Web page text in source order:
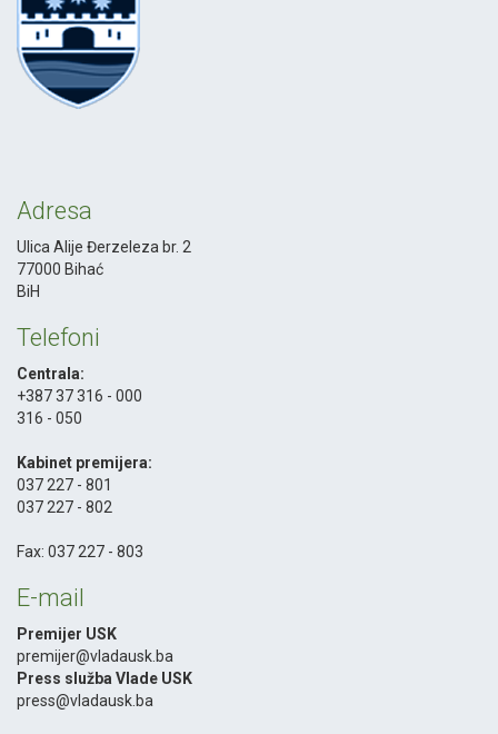
Adresa
Ulica Alije Đerzeleza br. 2
77000 Bihać
BiH
Telefoni
Centrala:
+387 37 316 - 000
316 - 050
Kabinet premijera:
037 227 - 801
037 227 - 802
Fax: 037 227 - 803
E-mail
Premijer USK
premijer@vladausk.ba
Press služba Vlade USK
press@vladausk.ba